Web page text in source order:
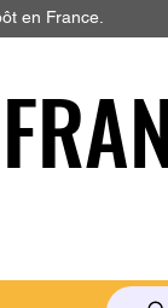
en France.